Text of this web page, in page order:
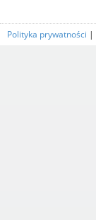
Polityka prywatności |